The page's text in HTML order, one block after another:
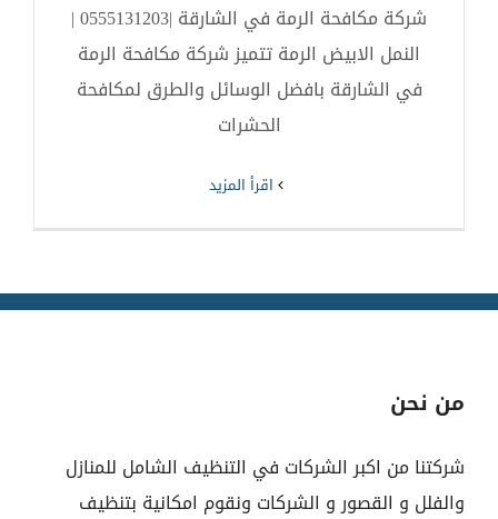
شركة مكافحة الرمة في الشارقة |0555131203 |
النمل الابيض الرمة تتميز شركة مكافحة الرمة
في الشارقة بافضل الوسائل والطرق لمكافحة
الحشرات
من نحن
شركتنا من اكبر الشركات في التنظيف الشامل للمنازل
والفلل و القصور و الشركات ونقوم امكانية بتنظيف